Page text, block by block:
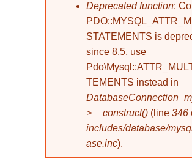
Deprecated function:
STATEMENTS is
since 8.5, use
TEMENTS instead in
>__construct() (line 346
includes/database/
ase.inc).